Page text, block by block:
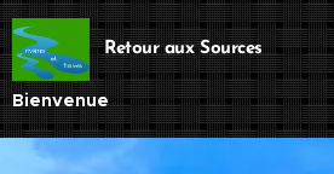
Retour aux Sources
Bienvenue